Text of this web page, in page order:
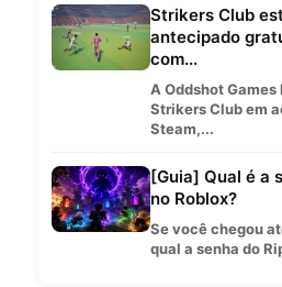
Strikers Club
antecipado
com...
A Oddshot
Strikers Club em
Steam,...
[Guia] Qual é a
no Roblox?
Se você chegou
qual a senha do